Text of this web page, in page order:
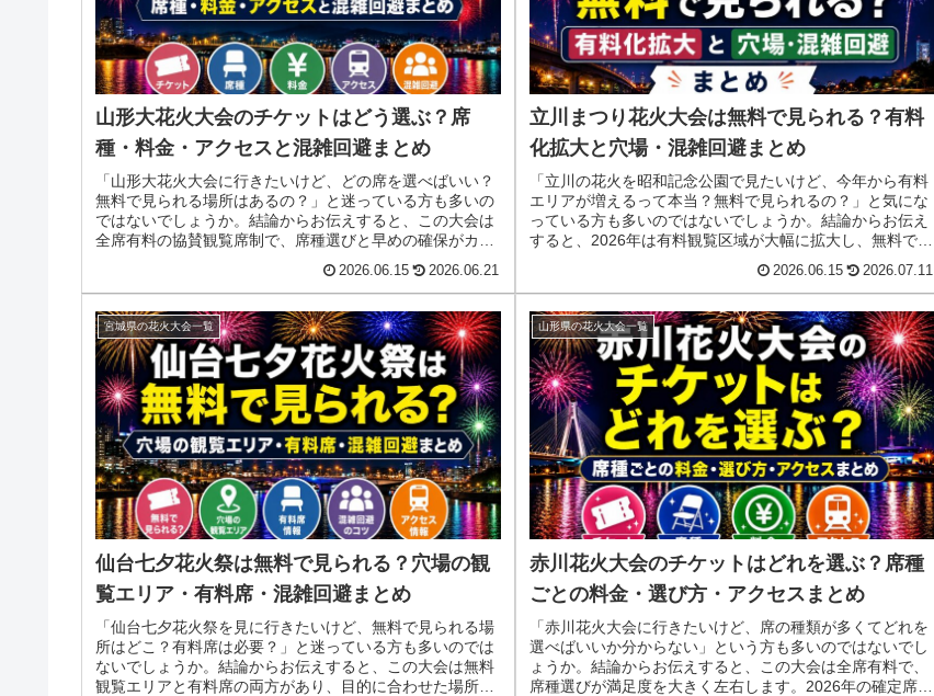
山形大花火大会のチケットはどう選ぶ？席
種・料金・アクセスと混雑回避まとめ
「山形大花火大会に行きたいけど、どの席を選べばいい？
無料で見られる場所はあるの？」と迷っている方も多いの
ではないでしょうか。結論からお伝えすると、この大会は
全席有料の協賛観覧席制で、席種選びと早めの確保がカギ
です。席の選び方・会場外からの見...
2026.06.15 2026.06.21
立川まつり花火大会は無料で見られる？有料
化拡大と穴場・混雑回避まとめ
「立川の花火を昭和記念公園で見たいけど、今年から有料
エリアが増えるって本当？無料で見られるの？」と気にな
っている方も多いのではないでしょうか。結論からお伝え
すると、2026年は有料観覧区域が大幅に拡大し、無料での
2026.06.15 2026.07.11
宮城県の花火大会一覧
仙台七夕花火祭は無料で見られる？穴場の観
覧エリア・有料席・混雑回避まとめ
「仙台七夕花火祭を見に行きたいけど、無料で見られる場
所はどこ？有料席は必要？」と迷っている方も多いのでは
ないでしょうか。結論からお伝えすると、この大会は無料
観覧エリアと有料席の両方があり、目的に合わせた場所選
山形県の花火大会一覧
赤川花火大会のチケットはどれを選ぶ？席種
ごとの料金・選び方・アクセスまとめ
「赤川花火大会に行きたいけど、席の種類が多くてどれを
選べばいいか分からない」という方も多いのではないでし
ょうか。結論からお伝えすると、この大会は全席有料で、
席種選びが満足度を大きく左右します。2026年の確定席